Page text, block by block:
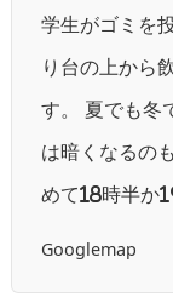
学生がゴミを
り台の上から
す。 夏でも冬
は暗くなるの
めて18時半か
Googlemap